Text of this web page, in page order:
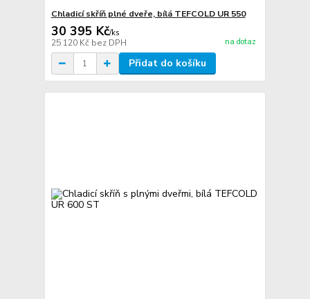
Chladicí skříň plné dveře, bílá TEFCOLD UR 550
30 395 Kč/ks
25 120 Kč bez DPH na dotaz
Přidat do košíku